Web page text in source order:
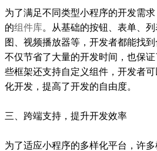
为了满足不同类型小程序的开发需
的组件库。从基础的按钮、表单、
图、视频播放器等，开发者都能找
不仅节省了大量的开发时间，也保
些框架还支持自定义组件，开发者
化开发，提高了开发的自由度。
三、跨端支持，提升开发效率
为了适应小程序的多样化平台，许